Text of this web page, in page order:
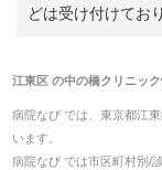
どは受け付けてお
江東区の中の橋クリニック
病院なび では、 東京都江東
います。
病院なび では市区町村別/